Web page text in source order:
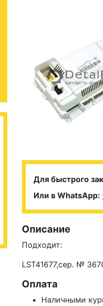
Для быстрого
Или в WhatsApp:
Описание
Подходит:
LST41677,сер. №
Оплата
Наличными